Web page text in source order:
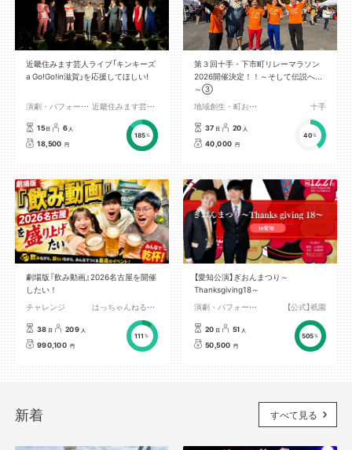
近畿住みます芸人ライブ「キンキーズ
a Go!Go!in滋賀」を応援してほしい!
演劇・パフォーマンス 近畿住みます芸人マネージャー
15日 6 人
18,500 円
185%
第３回十手・下市町リレーマラソン
2026開催決定！！～そして伝説へ...
～③
地域創生・町おこし
十手
37 日 20 人
40,000 円
40%
劇場版『飲み動画』2026名古屋を開催
したい！
チャレンジ
はっちゃんねるひみつの部屋
38 日 209 人
990,100 円
111 %
【愛知公演】ぎおんまつり～
Thanksgiving18～
演劇・パフォーマンス
【公式】祇園
20 日 51 人
50,500 円
505%
新着 すべて見る